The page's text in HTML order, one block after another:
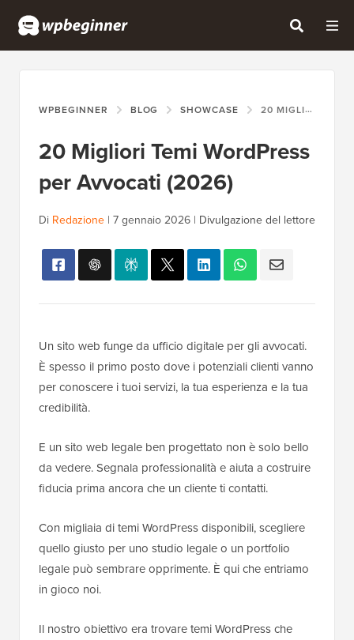
WPBEGINNER BLOG SHOWCASE 20 MIGLIORI TEMI WORDPRESS PER AVVOCATI (2026)
20 Migliori Temi WordPress
per Avvocati (2026)
Di Redazione | 7 gennaio 2026 | Divulgazione del lettore
Un sito web funge da ufficio digitale per gli avvocati.
È spesso il primo posto dove i potenziali clienti vanno
per conoscere i tuoi servizi, la tua esperienza e la tua
credibilità.
E un sito web legale ben progettato non è solo bello
da vedere. Segnala professionalità e aiuta a costruire
fiducia prima ancora che un cliente ti contatti.
Con migliaia di temi WordPress disponibili, scegliere
quello giusto per uno studio legale o un portfolio
legale può sembrare opprimente. È qui che entriamo
in gioco noi.
Il nostro obiettivo era trovare temi WordPress che